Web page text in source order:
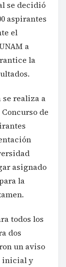
se decidió
aspirantes
el
a
la
se realiza a
de
asignado
la
todos los
dos
un aviso
inicial y